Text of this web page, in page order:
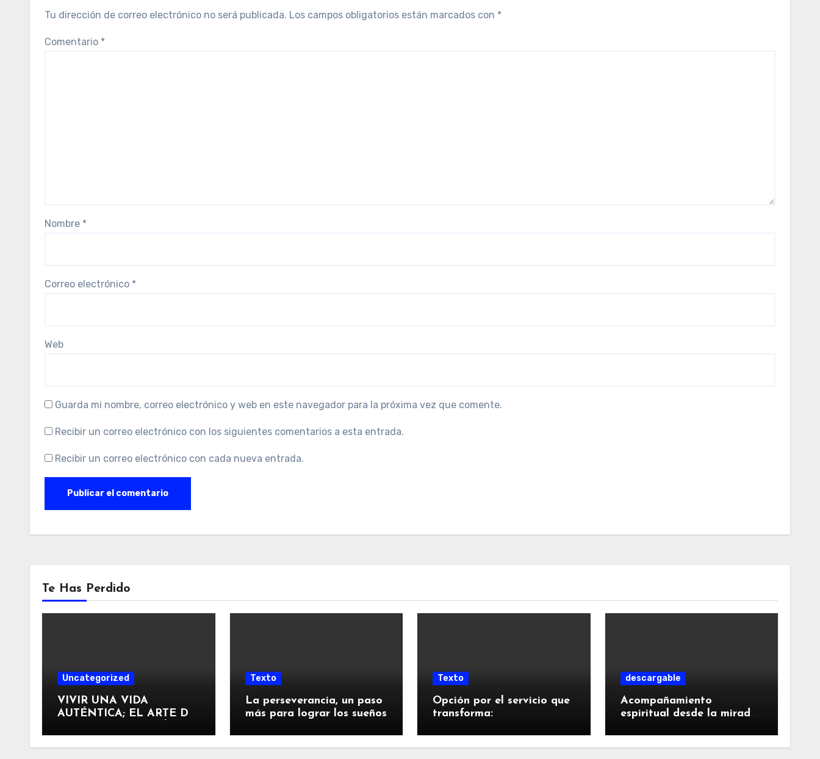
Tu dirección de correo electrónico no será publicada. Los campos obligatorios están marcados con *
Comentario *
Nombre *
Correo electrónico *
Web
Guarda mi nombre, correo electrónico y web en este navegador para la próxima vez que comente.
Recibir un correo electrónico con los siguientes comentarios a esta entrada.
Recibir un correo electrónico con cada nueva entrada.
Te Has Perdido
Uncategorized
VIVIR UNA VIDA
AUTÉNTICA; EL ARTE DE
Texto
La perseverancia, un paso
más para lograr los sueños
Texto
Opción por el servicio que
transforma:
descargable
Acompañamiento
espiritual desde la mirada